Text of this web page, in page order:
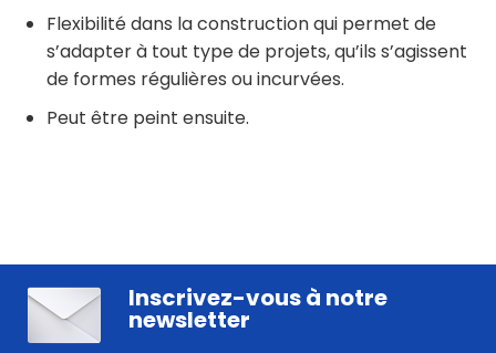
Flexibilité dans la construction qui permet de
s’adapter à tout type de projets, qu’ils s’agissent
de formes régulières ou incurvées.
Peut être peint ensuite.
Inscrivez-vous à notre
newsletter